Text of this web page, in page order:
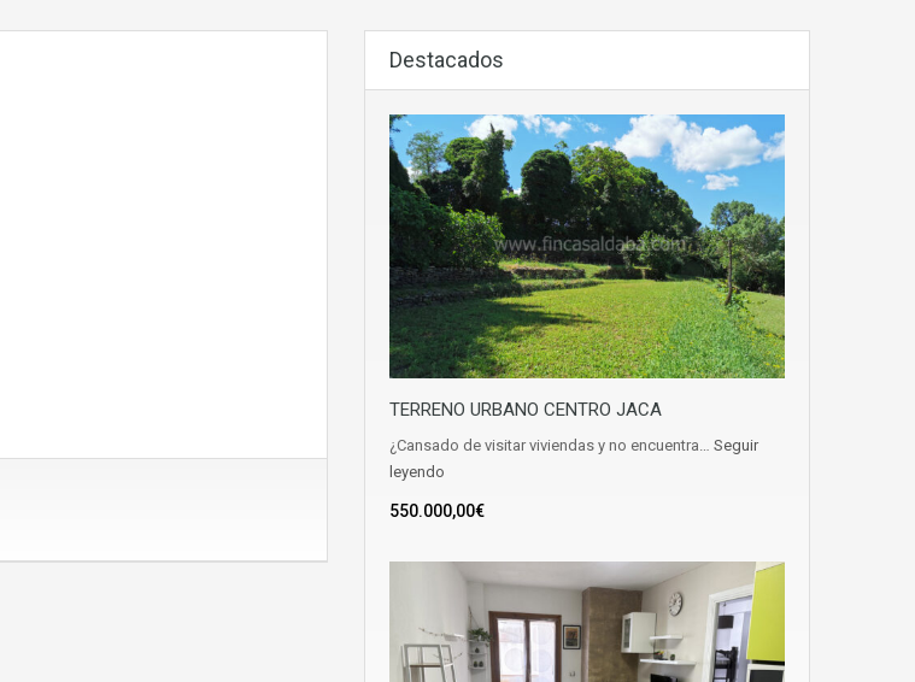
Destacados
TERRENO URBANO CENTRO JACA
¿Cansado de visitar viviendas y no encuentra… Seguir
leyendo
550.000,00€